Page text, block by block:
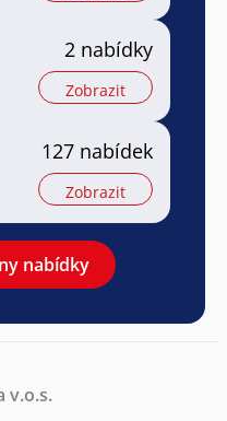
2 nabídky
Zobrazit
127 nabídek
Zobrazit
nabídky
v.o.s.